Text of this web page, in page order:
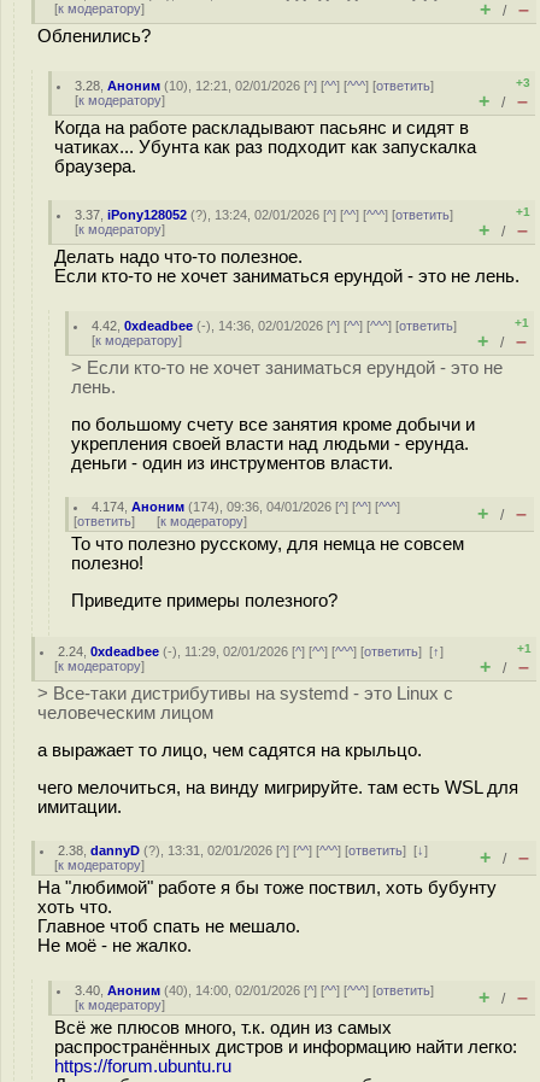
[к модератору] + / –
Обленились?
3.28 ,Аноним (10), 12:21, 02/01/2026 [^] [^^] [^^^] [ответить]
[к модератору]
+3
+ / –
Когда на работе раскладывают пасьянс и сидят в
чатиках... Убунта как раз подходит как запускалка
браузера.
3.37 ,iPony128052 (?), 13:24, 02/01/2026 [^] [^^] [^^^] [ответить]
[к модератору]
+1
+ / –
Делать надо что-то полезное.
Если кто-то не хочет заниматься ерундой - это не лень.
4.42 ,0xdeadbee (-), 14:36, 02/01/2026 [^] [^^] [^^^] [ответить]
[к модератору]
+1
+ / –
> Если кто-то не хочет заниматься ерундой - это не
лень.
по большому счету все занятия кроме добычи и
укрепления своей власти над людьми - ерунда.
деньги - один из инструментов власти.
4.174 ,Аноним (174), 09:36, 04/01/2026 [^] [^^] [^^^]
[ответить] [к модератору] + / –
То что полезно русскому, для немца не совсем
полезно!
Приведите примеры полезного?
2.24 ,0xdeadbee (-), 11:29, 02/01/2026 [^] [^^] [^^^] [ответить][↑]
[к модератору]
+1
+ / –
> Все-таки дистрибутивы на systemd - это Linux с
человеческим лицом
а выражает то лицо, чем садятся на крыльцо.
чего мелочиться, на винду мигрируйте. там есть WSL для
имитации.
2.38 ,dannyD (?), 13:31, 02/01/2026 [^] [^^] [^^^] [ответить][↓]
[к модератору] + / –
На "любимой" работе я бы тоже поствил, хоть бубунту
хоть что.
Главное чтоб спать не мешало.
Не моё - не жалко.
3.40 ,Аноним (40), 14:00, 02/01/2026 [^] [^^] [^^^] [ответить]
[к модератору] + / –
Всё же плюсов много, т.к. один из самых
распространённых дистров и информацию найти легко:
https://forum.ubuntu.ru